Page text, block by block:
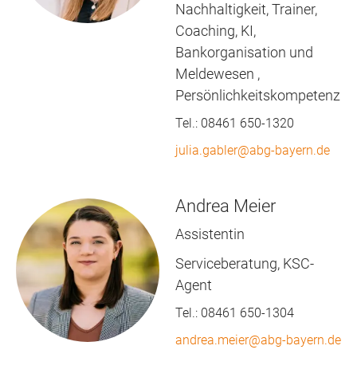
Nachhaltigkeit, Trainer,
Coaching, KI,
Bankorganisation und
Meldewesen ,
Persönlichkeitskompetenz
Tel.: 08461 650-1320
julia.gabler@abg-bayern.de
Andrea Meier
Assistentin
Serviceberatung, KSC-
Agent
Tel.: 08461 650-1304
andrea.meier@abg-bayern.de